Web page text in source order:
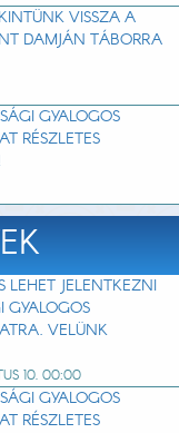
VISSZA A
DAMJÁN TÁBORRA
GYALOGOS
RÉSZLETES
LEHET JELENTKEZNI
GYALOGOS
VELÜNK
10. 00:00
GYALOGOS
RÉSZLETES